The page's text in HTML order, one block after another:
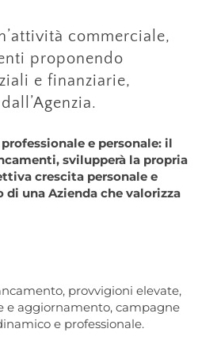
commerciale,
proponendo
e finanziarie,
e personale: il
svilupperà la propria
crescita personale e
una Azienda che valorizza
provvigioni elevate,
e aggiornamento, campagne
e professionale.